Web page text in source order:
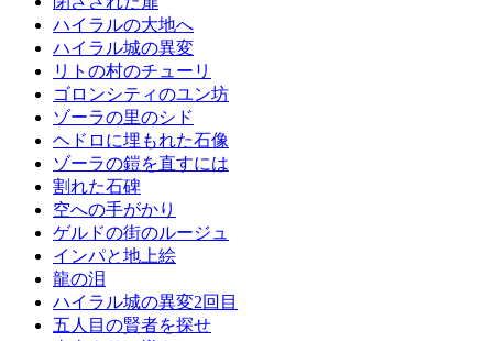
ハイラルの大地へ
ハイラル城の異変
リトの村のチューリ
ゴロンシティのユン坊
ゾーラの里のシド
ヘドロに埋もれた石像
ゾーラの鎧を直すには
割れた石碑
空への手がかり
ゲルドの街のルージュ
インパと地上絵
龍の泪
ハイラル城の異変2回目
五人目の賢者を探せ